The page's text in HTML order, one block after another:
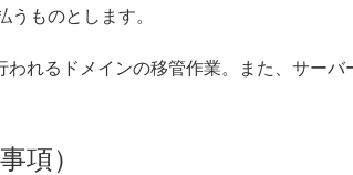
うものとします。
われるドメインの移管作業。また、サー
項）